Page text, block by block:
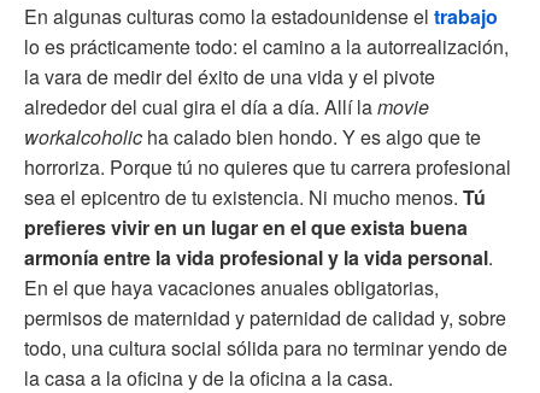
En algunas culturas como la estadounidense el trabajo
lo es prácticamente todo: el camino a la autorrealización,
la vara de medir del éxito de una vida y el pivote
alrededor del cual gira el día a día. Allí lamovie
workalcoholic ha calado bien hondo. Y es algo que te
horroriza. Porque tú no quieres que tu carrera profesional
sea el epicentro de tu existencia. Ni mucho menos. Tú
prefieres vivir en un lugar en el que exista buena
armonía entre la vida profesional y la vida personal.
En el que haya vacaciones anuales obligatorias,
permisos de maternidad y paternidad de calidad y, sobre
todo, una cultura social sólida para no terminar yendo de
la casa a la oficina y de la oficina a la casa.